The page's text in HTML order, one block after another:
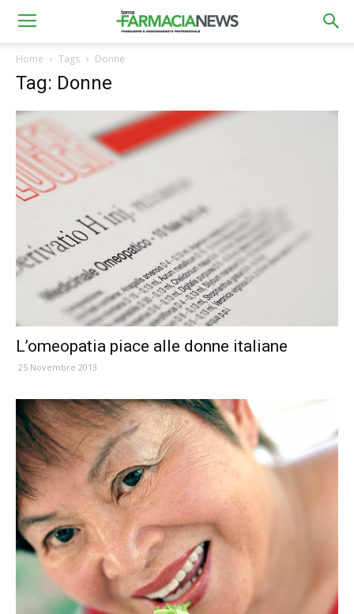
Home Tags Donne
Tag: Donne
L’omeopatia piace alle donne italiane
25 Novembre 2013